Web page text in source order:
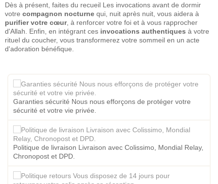
Dès à présent, faites du recueil Les invocations avant de dormir
votre compagnon nocturne qui, nuit après nuit, vous aidera à
purifier votre cœur, à renforcer votre foi et à vous rapprocher
d'Allah. Enfin, en intégrant ces invocations authentiques à votre
rituel du coucher, vous transformerez votre sommeil en un acte
d'adoration bénéfique.
Garanties sécurité Nous nous efforçons de protéger votre
sécurité et votre vie privée.
Politique de livraison Livraison avec Colissimo, Mondial Relay,
Chronopost et DPD.